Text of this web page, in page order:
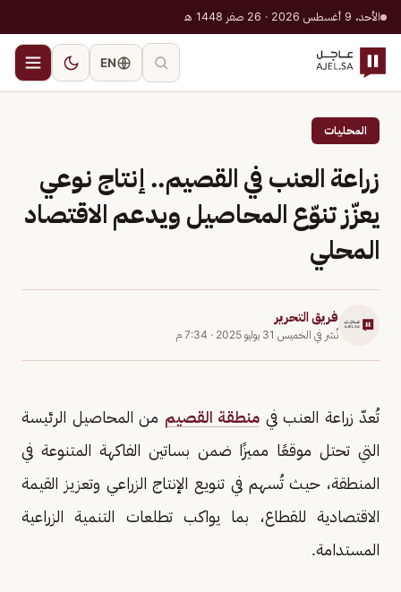
الأحد، 9 أغسطس 2026 · 26 صفر 1448 هـ
EN
المحليات
زراعة العنب في القصيم.. إنتاج نوعي
يعزّز تنوّع المحاصيل ويدعم الاقتصاد
المحلي
فريق التحرير
نُشر في الخميس 31 يوليو 2025 · 7:34 م
تُعدّ زراعة العنب في منطقة القصيم من المحاصيل الرئيسة
التي تحتل موقعًا مميزًا ضمن بساتين الفاكهة المتنوعة في
المنطقة، حيث تُسهم في تنويع الإنتاج الزراعي وتعزيز القيمة
الاقتصادية للقطاع، بما يواكب تطلعات التنمية الزراعية
المستدامة.